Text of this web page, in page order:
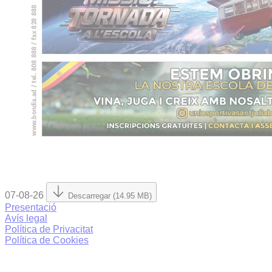
07-08-26 Descarregar (14.95 MB)
Presentació
Avís legal
Política de Privacitat
Política de Cookies